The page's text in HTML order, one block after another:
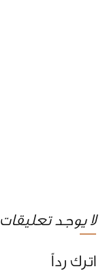
لا يوجد تعليقات
اترك رداً